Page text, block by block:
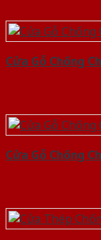
Cửa Gỗ Chống
Cửa Gỗ Chống